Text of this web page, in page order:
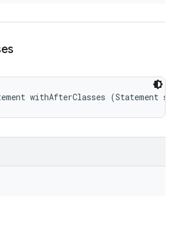
withAfterClasses (Statement